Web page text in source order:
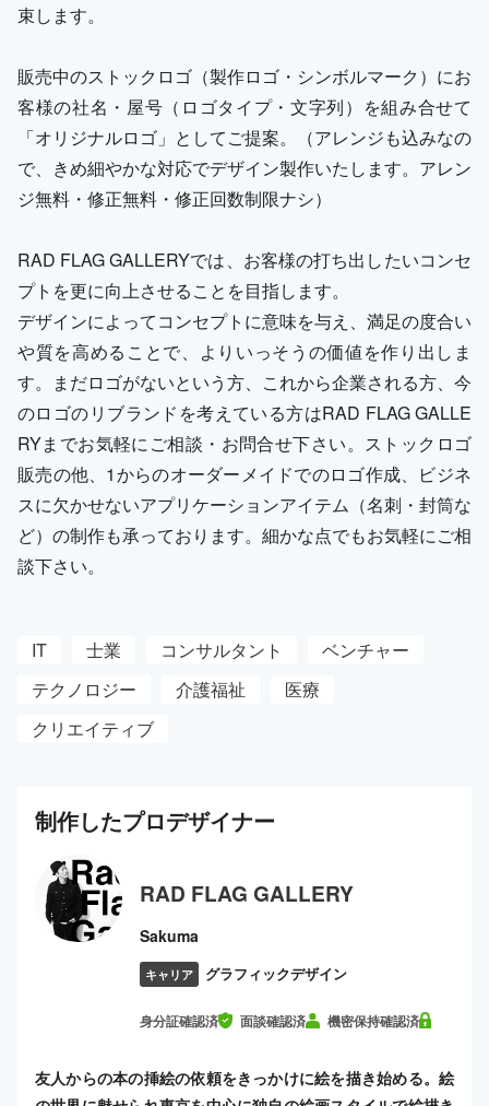
束します。
販売中のストックロゴ（製作ロゴ・シンボルマーク）にお
客様の社名・屋号（ロゴタイプ・文字列）を組み合せて
「オリジナルロゴ」としてご提案。（アレンジも込みなの
で、きめ細やかな対応でデザイン製作いたします。アレン
ジ無料・修正無料・修正回数制限ナシ）
RAD FLAG GALLERYでは、お客様の打ち出したいコンセ
プトを更に向上させることを目指します。
デザインによってコンセプトに意味を与え、満足の度合い
や質を高めることで、よりいっそうの価値を作り出しま
す。まだロゴがないという方、これから企業される方、今
のロゴのリブランドを考えている方はRAD FLAG GALLE
RYまでお気軽にご相談・お問合せ下さい。ストックロゴ
販売の他、1からのオーダーメイドでのロゴ作成、ビジネ
スに欠かせないアプリケーションアイテム（名刺・封筒な
ど）の制作も承っております。細かな点でもお気軽にご相
談下さい。
IT 士業 コンサルタント
ベンチャー
テクノロジー
介護福祉
医療
クリエイティブ
制作したプロデザイナー
RAD FLAG GALLERY
Sakuma
キャリア グラフィックデザイン
身分証確認済 面談確認済 機密保持確認済
友人からの本の挿絵の依頼をきっかけに絵を描き始める。絵